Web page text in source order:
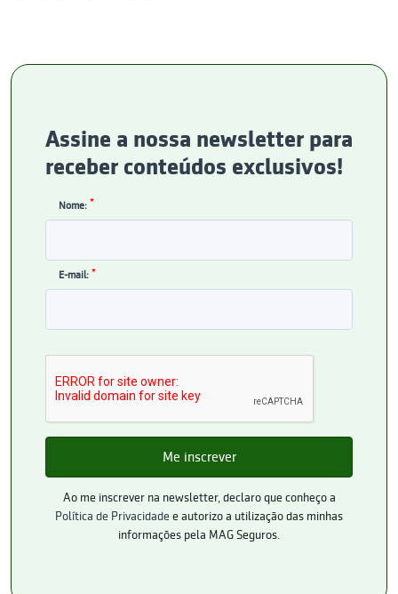
Assine a nossa newsletter para
receber conteúdos exclusivos!
Nome: *
E-mail: *
Ao me inscrever na newsletter, declaro que conheço a
Política de Privacidade e autorizo a utilização das minhas
informações pela MAG Seguros.